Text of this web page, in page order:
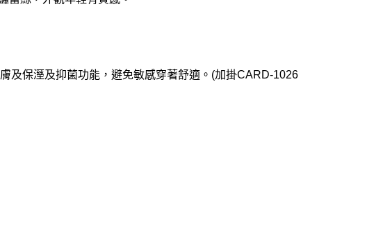
及保溼及抑菌功能，避免敏感穿著舒適。(加掛CARD-1026